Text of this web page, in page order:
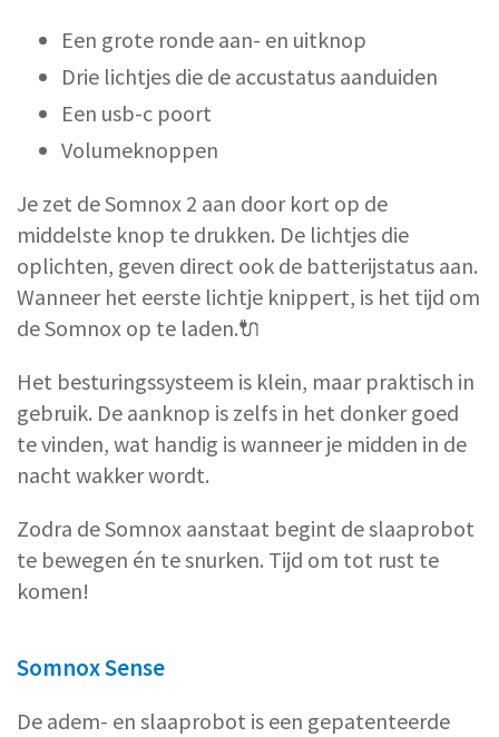
Een grote ronde aan- en uitknop
Drie lichtjes die de accustatus aanduiden
Een usb-c poort
Volumeknoppen
Je zet de Somnox 2 aan door kort op de
middelste knop te drukken. De lichtjes die
oplichten, geven direct ook de batterijstatus aan.
Wanneer het eerste lichtje knippert, is het tijd om
de Somnox op te laden.🔌
Het besturingssysteem is klein, maar praktisch in
gebruik. De aanknop is zelfs in het donker goed
te vinden, wat handig is wanneer je midden in de
nacht wakker wordt.
Zodra de Somnox aanstaat begint de slaaprobot
te bewegen én te snurken. Tijd om tot rust te
komen!
Somnox Sense
De adem- en slaaprobot is een gepatenteerde